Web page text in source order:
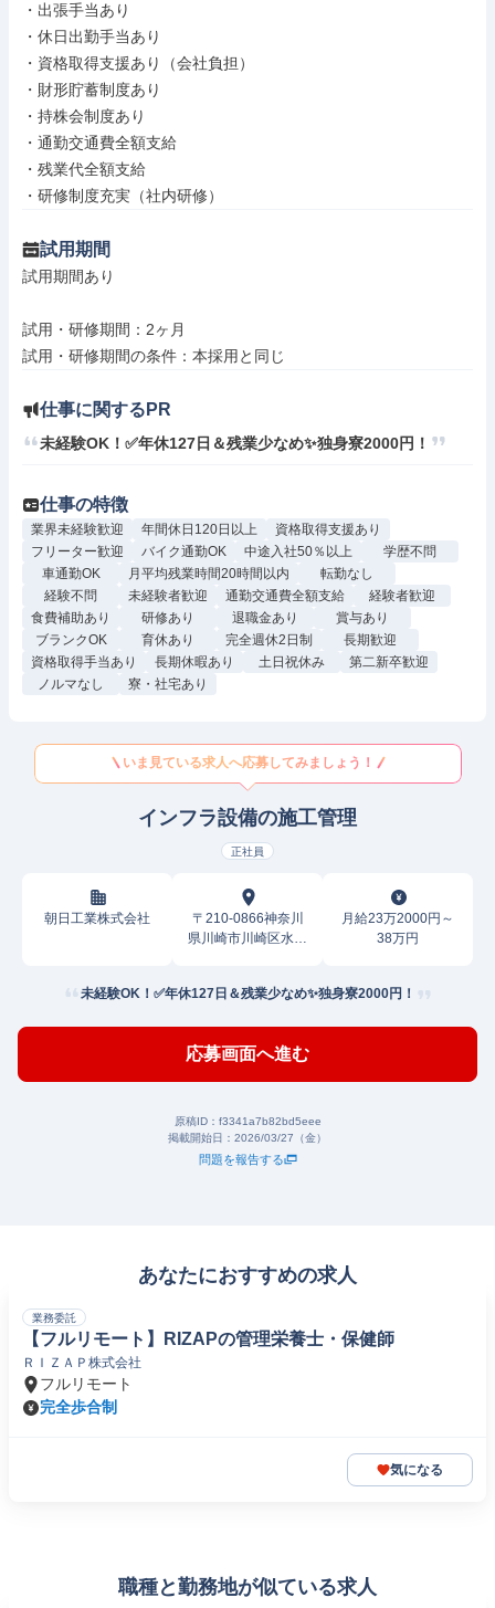
・出張手当あり
・休日出勤手当あり
・資格取得支援あり（会社負担）
・財形貯蓄制度あり
・持株会制度あり
・通勤交通費全額支給
・残業代全額支給
・研修制度充実（社内研修）
試用期間
試用期間あり
試用・研修期間：2ヶ月
仕事に関するPR
未経験OK！✅年休127日＆残業少なめ✨独身寮2000円！
仕事の特徴
業界未経験歓迎 年間休日120日以上
資格取得支援あり
フリーター歓迎
バイク通勤OK 中途入社50％以上
学歴不問
車通勤OK
月平均残業時間20時間以内
転勤なし
経験不問
未経験者歓迎 通勤交通費全額支給
経験者歓迎
食費補助あり
研修あり 退職金あり
賞与あり
ブランクOK
育休あり 完全週休2日制
長期歓迎
資格取得手当あり
長期休暇あり 土日祝休み
第二新卒歓迎
ノルマなし
寮・社宅あり
いま見ている求人へ応募してみましょう！
インフラ設備の施工管理
正社員
朝日工業株式会社
〒210-0866神奈川
県川崎市川崎区水江
月給23万2000円～
38万円
未経験OK！✅年休127日＆残業少なめ✨独身寮2000円！
応募画面へ進む
原稿ID： f3341a7b82bd5eee
掲載開始日： 2026/03/27（金）
問題を報告する
あなたにおすすめの求人
業務委託
【フルリモート】RIZAPの管理栄養士・保健師
ＲＩＺＡＰ株式会社
フルリモート
完全歩合制
気になる
職種と勤務地が似ている求人